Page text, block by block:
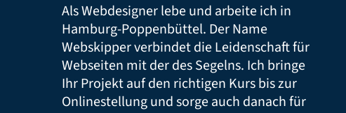
Als Webdesigner lebe und arbeite ich in
Hamburg-Poppenbüttel. Der Name
Webskipper verbindet die Leidenschaft für
Webseiten mit der des Segelns. Ich bringe
Ihr Projekt auf den richtigen Kurs bis zur
Onlinestellung und sorge auch danach für